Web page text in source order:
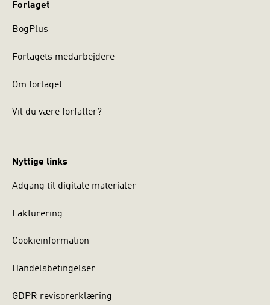
Forlaget
BogPlus
Forlagets medarbejdere
Om forlaget
Vil du være forfatter?
Nyttige links
Adgang til digitale materialer
Fakturering
Cookieinformation
Handelsbetingelser
GDPR revisorerklæring